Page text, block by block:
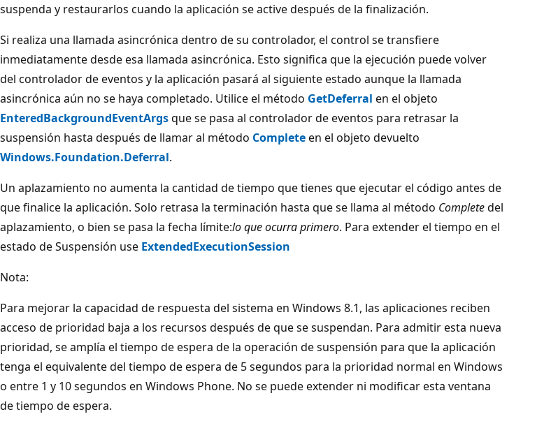
suspenda y restaurarlos cuando la aplicación se active después de la finalización.
Si realiza una llamada asincrónica dentro de su controlador, el control se transfiere
inmediatamente desde esa llamada asincrónica. Esto significa que la ejecución puede volver
del controlador de eventos y la aplicación pasará al siguiente estado aunque la llamada
asincrónica aún no se haya completado. Utilice el método GetDeferral en el objeto
EnteredBackgroundEventArgsque se pasa al controlador de eventos para retrasar la
suspensión hasta después de llamar al método Completeen el objeto devuelto
Windows.Foundation.Deferral.
Un aplazamiento no aumenta la cantidad de tiempo que tienes que ejecutar el código antes de
que finalice la aplicación. Solo retrasa la terminación hasta que se llama al método Completedel
aplazamiento, o bien se pasa la fecha límite:lo que ocurra primero. Para extender el tiempo en el
estado de Suspensión use ExtendedExecutionSession
Nota:
Para mejorar la capacidad de respuesta del sistema en Windows 8.1, las aplicaciones reciben
acceso de prioridad baja a los recursos después de que se suspendan. Para admitir esta nueva
prioridad, se amplía el tiempo de espera de la operación de suspensión para que la aplicación
tenga el equivalente del tiempo de espera de 5 segundos para la prioridad normal en Windows
o entre 1 y 10 segundos en Windows Phone. No se puede extender ni modificar esta ventana
de tiempo de espera.